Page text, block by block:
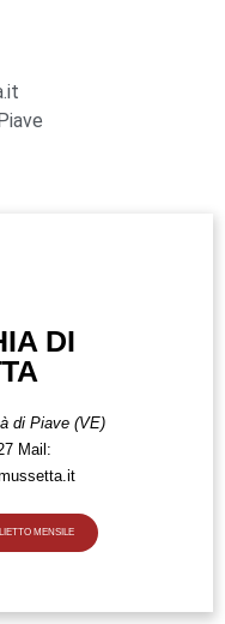
DI
di Piave (VE)
Mail:
MENSILE